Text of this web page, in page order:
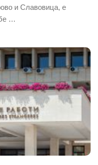
и Славовица, е
…